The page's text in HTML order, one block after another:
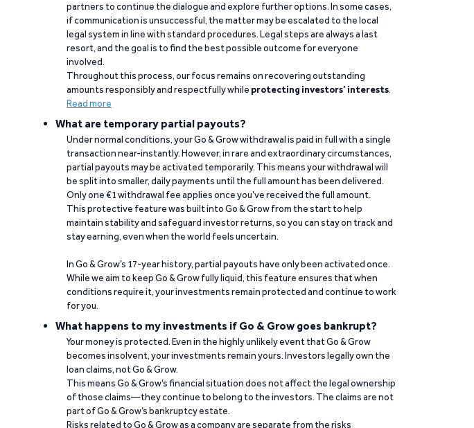
partners to continue the dialogue and explore further options. In some cases,
if communication is unsuccessful, the matter may be escalated to the local
legal system in line with standard procedures. Legal steps are always a last
resort, and the goal is to find the best possible outcome for everyone
involved.
Throughout this process, our focus remains on recovering outstanding
amounts responsibly and respectfully while protecting investors’ interests.
Read more
What are temporary partial payouts?
Under normal conditions, your Go & Grow withdrawal is paid in full with a single
transaction near-instantly. However, in rare and extraordinary circumstances,
partial payouts may be activated temporarily. This means your withdrawal will
be split into smaller, daily payments until the full amount has been delivered.
Only one €1 withdrawal fee applies once you’ve received the full amount.
This protective feature was built into Go & Grow from the start to help
maintain stability and safeguard investor returns, so you can stay on track and
stay earning, even when the world feels uncertain.
In Go & Grow’s 17-year history, partial payouts have only been activated once.
While we aim to keep Go & Grow fully liquid, this feature ensures that when
conditions require it, your investments remain protected and continue to work
for you.
What happens to my investments if Go & Grow goes bankrupt?
Your money is protected. Even in the highly unlikely event that Go & Grow
becomes insolvent, your investments remain yours. Investors legally own the
loan claims, not Go & Grow.
This means Go & Grow’s financial situation does not affect the legal ownership
of those claims—they continue to belong to the investors. The claims are not
part of Go & Grow’s bankruptcy estate.
Risks related to Go & Grow as a company are separate from the risks